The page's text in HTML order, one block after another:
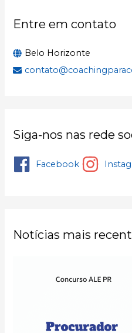
:Entre em contato
Belo Horizonte
Siga-nos nas rede
Facebook
Notícias mais